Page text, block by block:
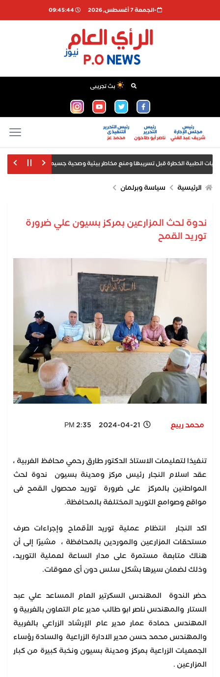
-الجمعة 7 أغسطس, 2026 09:45:45
بث تجريبى
رئيس
مجلس الإدارة
شريف عبد الغني
رئيس
التحرير
ناصر أبو طاحون
رئيس التحرير
التنفيذى
محمد عز
أمانة
الرئيسية سياسة وبرلمان
ندوة لحث المزارعين بمركز بسيون علي ضرورة
توريد القمح
محمد ربيع 2024-04-21 2:35 PM
تنفيذا لتعليمات الاستاذ الدكتور طارق رحمي محافظ الغربية ،
عقد اسلام النجار رئيس مركز ومدينة بسيون ندوة لحث
المواطنين بالمركز على ضرورة توريد محصول القمح فى
مواقع وصوامع التوريد المختلفة بالمحافظة.
اكد النجار انتظام عملية توريد الأقماح وإجراءات صرف
مستحقات المزارعين والموردين بالمحافظة ، مشيرًا إلى أن
هناك متابعة مستمرة على مدار الساعة لعملية التوريد،
وذلك لضمان سيرها بشكل سلس دون أى معوقات.
حضر الندوة المهندس السكرتير العام المساعد علي عبد
الستار والمهندس ناصر ابو طالب مدير عام التعاون بالغربية و
المهندس حمادة عمار مدير عام الإرشاد الزراعي بالغربية
والمهندس محمد حسن مدير الادارة الزراعية والسادة رؤساء
الجمعيات الزراعية بمركز ومدينة بسيون ونخبة كبيرة من كبار
المزارعين .